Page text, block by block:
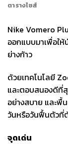
ตารางไซส์
Nike Vomero
ออกแบบมาเพื่อให้
ย่างก้าว
ด้วยเทคโนโลยี
และตอบสนองดีที่
อย่างสบาย และพื้
วันหรือวันฟื้นตัวที่
จุดเด่น